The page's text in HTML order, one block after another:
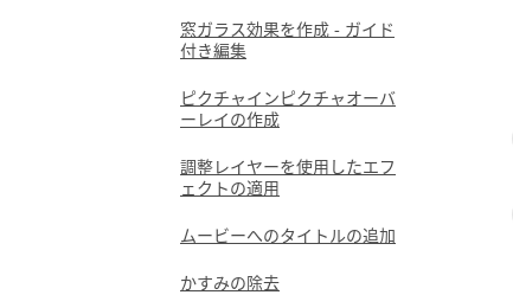
窓ガラス効果を作成 - ガイド
付き編集
ピクチャインピクチャオーバ
ーレイの作成
調整レイヤーを使用したエフ
ェクトの適用
ムービーへのタイトルの追加
かすみの除去